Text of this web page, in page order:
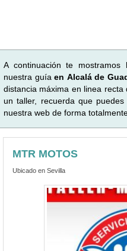
A continuación te
nuestra guíaen Alcalá de
distancia máxima en linea
un taller, recuerda que
nuestra web de forma
MTR MOTOS
Ubicado en Sevilla